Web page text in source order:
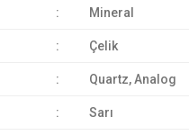
: Mineral
: Çelik
: Quartz, Analog
: Sarı